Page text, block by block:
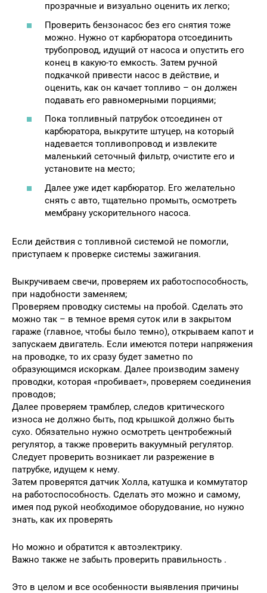
прозрачные и визуально оценить их легко;
Проверить бензонасос без его снятия тоже
можно. Нужно от карбюратора отсоединить
трубопровод, идущий от насоса и опустить его
конец в какую-то емкость. Затем ручной
подкачкой привести насос в действие, и
оценить, как он качает топливо – он должен
подавать его равномерными порциями;
Пока топливный патрубок отсоединен от
карбюратора, выкрутите штуцер, на который
надевается топливопровод и извлеките
маленький сеточный фильтр, очистите его и
установите на место;
Далее уже идет карбюратор. Его желательно
снять с авто, тщательно промыть, осмотреть
мембрану ускорительного насоса.
Если действия с топливной системой не помогли,
приступаем к проверке системы зажигания.
Выкручиваем свечи, проверяем их работоспособность,
при надобности заменяем;
Проверяем проводку системы на пробой. Сделать это
можно так – в темное время суток или в закрытом
гараже (главное, чтобы было темно), открываем капот и
запускаем двигатель. Если имеются потери напряжения
на проводке, то их сразу будет заметно по
образующимся искоркам. Далее производим замену
проводки, которая «пробивает», проверяем соединения
проводов;
Далее проверяем трамблер, следов критического
износа не должно быть, под крышкой должно быть
сухо. Обязательно нужно осмотреть центробежный
регулятор, а также проверить вакуумный регулятор.
Следует проверить возникает ли разрежение в
патрубке, идущем к нему.
Затем проверятся датчик Холла, катушка и коммутатор
на работоспособность. Сделать это можно и самому,
имея под рукой необходимое оборудование, но нужно
знать, как их проверять
Но можно и обратится к автоэлектрику.
Важно также не забыть проверить правильность .
Это в целом и все особенности выявления причины